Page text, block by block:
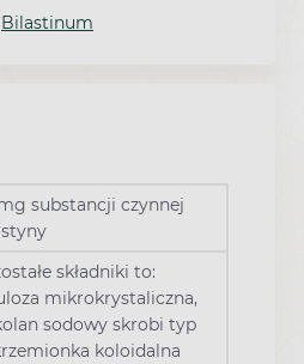
Bilastinum
substancji czynnej
składniki to:
mikrokrystaliczna,
sodowy skrobi typ
koloidalna